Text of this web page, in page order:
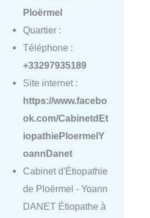
Ploërmel
Quartier :
Téléphone :
+33297935189
Site internet :
https://www.facebo
ok.com/CabinetdEt
iopathiePloermelY
oannDanet
Cabinet d'Étiopathie
de Ploërmel - Yoann
DANET Étiopathe à